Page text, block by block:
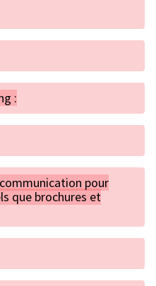
:
pour
que brochures et